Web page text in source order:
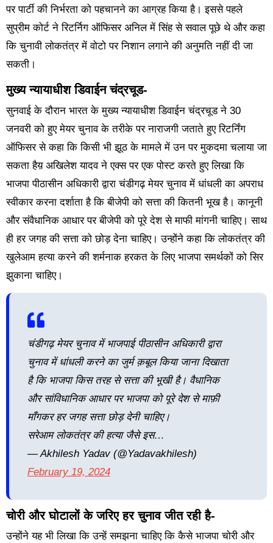
पर पार्टी की निर्भरता को पहचानने का आग्रह किया है। इससे पहले
सुप्रीम कोर्ट ने रिटर्निग ऑफिसर अनिल में सिंह से सवाल पूछे थे और कहा
कि चुनावी लोकतंत्र में वोटो पर निशान लगाने की अनुमति नहीं दी जा
सकती।
मुख्य न्यायाधीश डिवाईन चंद्रचूड-
सुनवाई के दौरान भारत के मुख्य न्यायाधीश डिवाईन चंद्रचूड ने 30
जनवरी को हुए मेयर चुनाव के तरीके पर नाराजगी जताते हुए रिटर्निंग
ऑफिसर से कहा कि किसी भी झूठ के मामले में उन पर मुकदमा चलाया जा
सकता हैय़ अखिलेश यादव ने एक्स पर एक पोस्ट करते हुए लिखा कि
भाजपा पीठासीन अधिकारी द्वारा चंडीगढ़ मेयर चुनाव में धांधली का अपराध
स्वीकार करना दर्शाता है कि बीजेपी को सत्ता की कितनी भूख है। कानूनी
और संवैधानिक आधार पर बीजेपी को पूरे देश से माफी मांगनी चाहिए। साथ
ही हर जगह की सत्ता को छोड़ देना चाहिए। उन्होंने कहा कि लोकतंत्र की
खुलेआम हत्या करने की शर्मनाक हरकत के लिए भाजपा समर्थकों को सिर
झुकाना चाहिए।
चंडीगढ़ मेयर चुनाव में भाजपाई पीठासीन अधिकारी द्वारा
चुनाव में धांधली करने का जुर्म क़बूल किया जाना दिखाता
है कि भाजपा किस तरह से सत्ता की भूखी है। वैधानिक
और सांविधानिक आधार पर भाजपा को पूरे देश से माफ़ी
माँगकर हर जगह सत्ता छोड़ देनी चाहिए।
सरेआम लोकतंत्र की हत्या जैसे इस…
— Akhilesh Yadav (@yadavakhilesh)
February 19, 2024
चोरी और घोटालों के जरिए हर चुनाव जीत रही है-
उन्होंने यह भी लिखा कि उन्हें समझना चाहिए कि कैसे भाजपा चोरी और